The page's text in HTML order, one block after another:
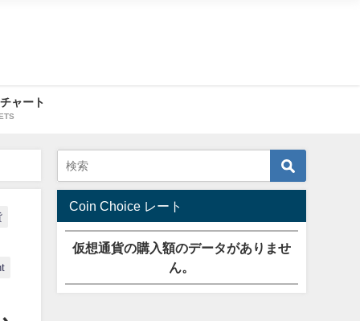
ャート
Coin Choice レート
仮想通貨の購入額のデータがありませ
ん。